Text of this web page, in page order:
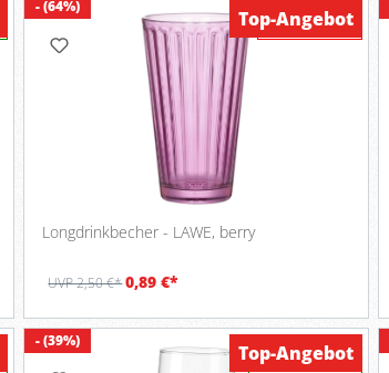
- (64%)
Longdrinkbecher - LAWE, berry
UVP 2,50 €*0,89 €*
Werbung
Top-Angebot
- (39%)
Verfügbar
Top-Angebot